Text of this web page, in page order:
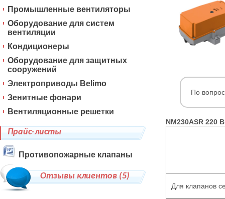
По
NM230ASR 220
Для клапанов
Промышленные вентиляторы
Оборудование для систем
вентиляции
Кондиционеры
Оборудование для защитных
сооружений
Электроприводы Belimo
Зенитные фонари
Вентиляционные решетки
Прайс-листы
Противопожарные клапаны
Отзывы клиентов (5)